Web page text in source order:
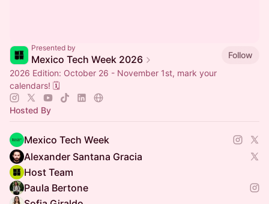
Presented by
Mexico Tech Week 2026
Follow
2026 Edition: October 26 - November 1st, mark your
calendars! 🗓️
Hosted By
Mexico Tech Week
Alexander Santana Gracia
Host Team
Paula Bertone